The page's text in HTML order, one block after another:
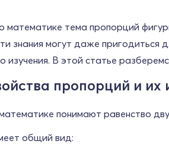
математике тема пропорций
знания могут даже пригодиться
изучения. В этой статье
пропорций и их
понимают равенство
общий вид: